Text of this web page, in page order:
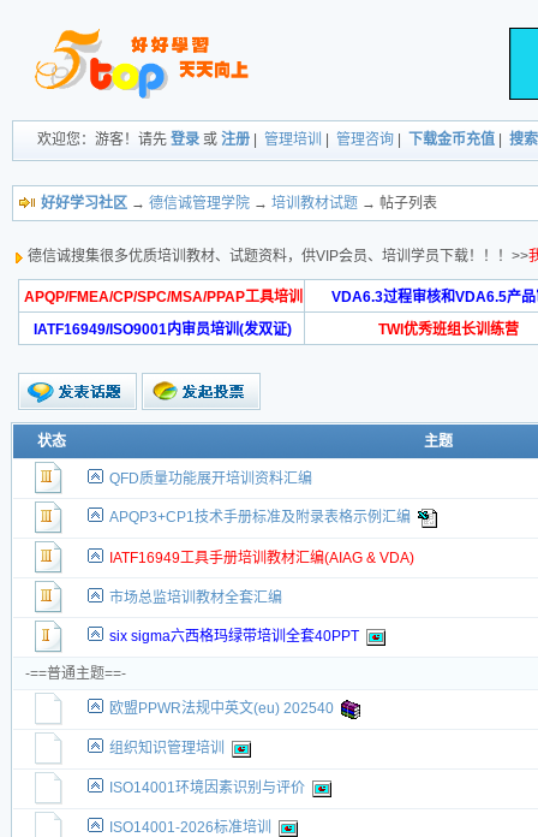
欢迎您：游客！请先 登录 或 注册 管理培训 管理咨询 下载金币充值 搜索
好好学习社区 → 德信诚管理学院 → 培训教材试题 → 帖子列表
德信诚搜集很多优质培训教材、试题资料，供VIP会员、培训学员下载！！！>>
APQP/FMEA/CP/SPC/MSA/PPAP工具培训
VDA6.3过程审核和VDA6.5产品
IATF16949/ISO9001内审员培训(发双证)
TWI优秀班组长训练营
状态 主题
QFD质量功能展开培训资料汇编
APQP3+CP1技术手册标准及附录表格示例汇编
IATF16949工具手册培训教材汇编(AIAG & VDA)
市场总监培训教材全套汇编
six sigma六西格玛绿带培训全套40PPT
-==普通主题==-
欧盟PPWR法规中英文(eu) 202540
组织知识管理培训
ISO14001环境因素识别与评价
ISO14001-2026标准培训